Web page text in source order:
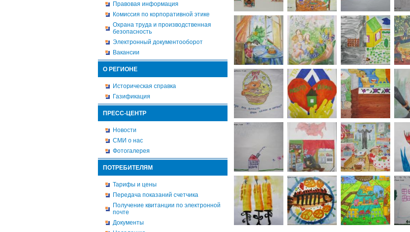
Правовая информация
Комиссия по корпоративной этике
Охрана труда и производственная
безопасность
Электронный документооборот
Вакансии
О РЕГИОНЕ
Историческая справка
Газификация
ПРЕСС-ЦЕНТР
Новости
СМИ о нас
Фотогалерея
ПОТРЕБИТЕЛЯМ
Тарифы и цены
Передача показаний счетчика
Получение квитанции по электронной
почте
Документы